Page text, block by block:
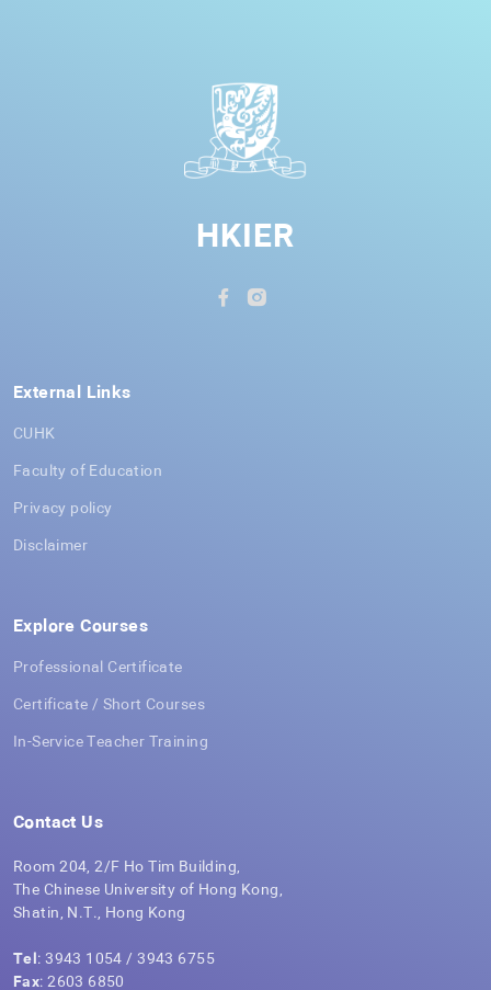
HKIER
External Links
CUHK
Faculty of Education
Privacy policy
Disclaimer
Explore Courses
Professional Certificate
Certificate / Short Courses
In-Service Teacher Training
Contact Us
Room 204, 2/F Ho Tim Building,
The Chinese University of Hong Kong,
Shatin, N.T., Hong Kong
Tel : 3943 1054 / 3943 6755
Fax: 2603 6850